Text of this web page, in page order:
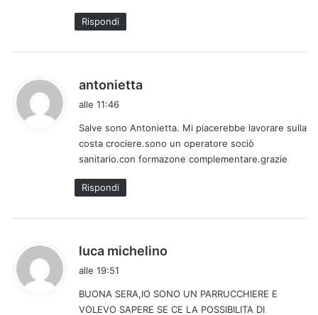
Rispondi
antonietta
e
t
t
alle 11:46
Salve sono Antonietta. Mi piacerebbe lavorare sulla
costa crociere.sono un operatore sociò
sanitario.con formazone complementare.grazie
Rispondi
luca michelino
e
alle 19:51
BUONA SERA,IO SONO UN PARRUCCHIERE E
VOLEVO SAPERE SE CE LA POSSIBILITA DI